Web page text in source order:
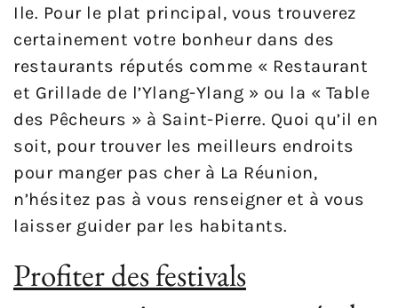
Ile. Pour le plat principal, vous trouverez
certainement votre bonheur dans des
restaurants réputés comme « Restaurant
et Grillade de l’Ylang-Ylang » ou la « Table
des Pêcheurs » à Saint-Pierre. Quoi qu’il en
soit, pour trouver les meilleurs endroits
pour manger pas cher à La Réunion,
n’hésitez pas à vous renseigner et à vous
laisser guider par les habitants.
Profiter des festivals